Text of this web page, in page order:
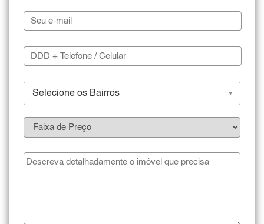
Selecione os Bairros